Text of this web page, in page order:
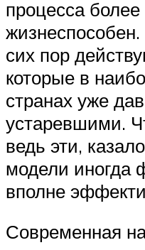
процесса
жизнеспособен.
сих пор
которые в
странах уже
устаревшими.
ведь эти,
модели иногда
вполне
Современная